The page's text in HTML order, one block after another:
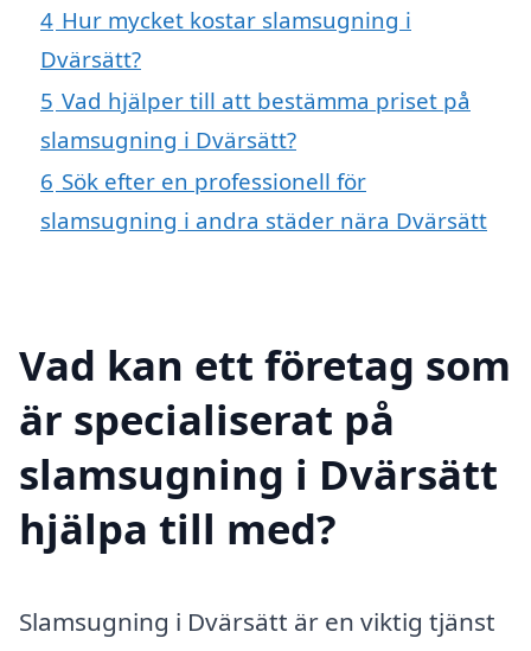
4 Hur mycket kostar slamsugning i
Dvärsätt?
5 Vad hjälper till att bestämma priset på
slamsugning i Dvärsätt?
6 Sök efter en professionell för
slamsugning i andra städer nära Dvärsätt
Vad kan ett företag som
är specialiserat på
slamsugning i Dvärsätt
hjälpa till med?
Slamsugning i Dvärsätt är en viktig tjänst